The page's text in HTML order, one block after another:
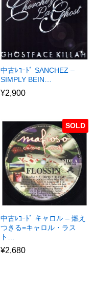
中古ﾚｺｰﾄﾞ SANCHEZ –
SIMPLY BEIN…
¥2,900
SOLD
中古ﾚｺｰﾄﾞ キャロル – 燃え
つきる=キャロル・ラス
ト…
¥2,680